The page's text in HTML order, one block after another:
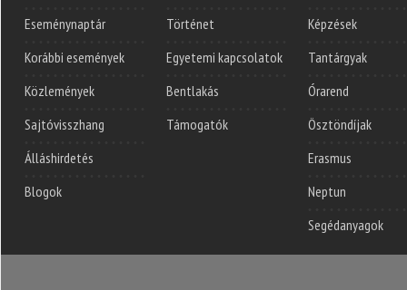
Eseménynaptár
Korábbi események
Közlemények
Sajtóvisszhang
Álláshirdetés
Blogok
Történet
Egyetemi kapcsolatok
Bentlakás
Támogatók
Képzések
Tantárgyak
Órarend
Ösztöndíjak
Erasmus
Neptun
Segédanyagok